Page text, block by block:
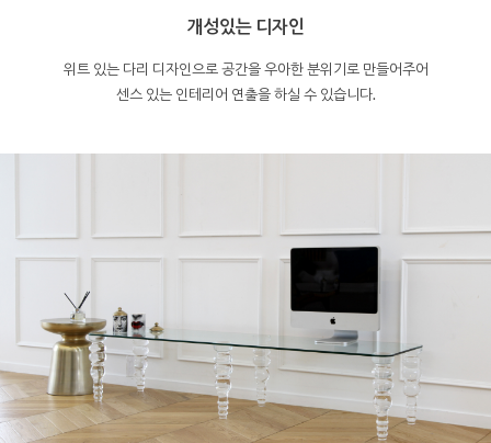
개성있는 디자인
위트 있는 다리 디자인으로 공간을 우아한 분위기로 만들어주어
센스 있는 인테리어 연출을 하실 수 있습니다.